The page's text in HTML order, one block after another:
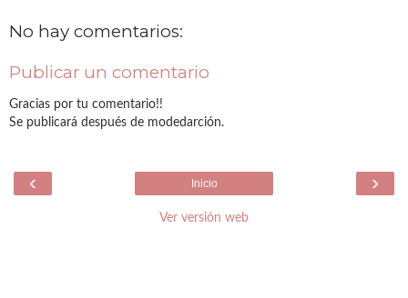
No hay comentarios:
Publicar un comentario
Gracias por tu comentario!!
Se publicará después de modedarción.
‹ ›
Inicio
Ver versión web